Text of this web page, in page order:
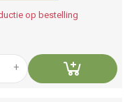
op bestelling
+